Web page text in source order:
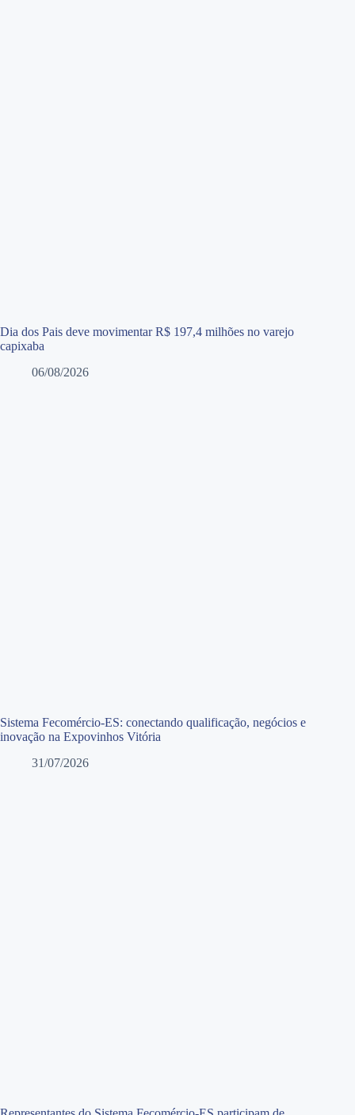
Dia dos Pais deve movimentar R$ 197,4 milhões no varejo
capixaba
06/08/2026
Sistema Fecomércio-ES: conectando qualificação, negócios e
inovação na Expovinhos Vitória
31/07/2026